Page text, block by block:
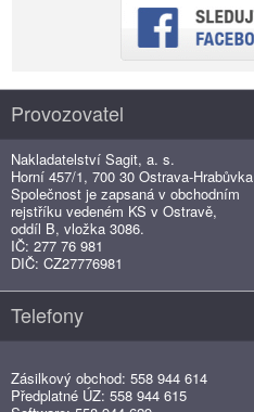
Provozovatel
Nakladatelství Sagit, a. s.
Horní 457/1, 700 30 Ostrava-Hrabůvka
Společnost je zapsaná v obchodním
rejstříku vedeném KS v Ostravě,
oddíl B, vložka 3086.
IČ: 277 76 981
DIČ: CZ27776981
Telefony
Zásilkový obchod: 558 944 614
Předplatné ÚZ: 558 944 615